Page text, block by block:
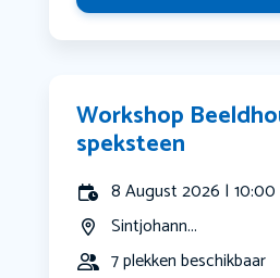
Workshop
speksteen
8 August 2026 | 10:00
Sintjohann...
7 plekken beschikbaar